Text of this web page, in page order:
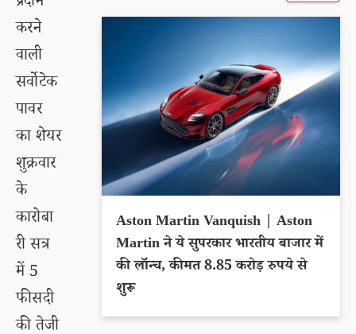
करने
वाली
सर्वोटेक
पावर
का शेयर
शुक्रवार
के
कारोबा
री सत्र
में 5
फीसदी
की तेजी
Aston Martin Vanquish | Aston
Martin ने ये सुपरकार भारतीय बाजार में
की लॉन्च, कीमत 8.85 करोड़ रुपये से
शुरू